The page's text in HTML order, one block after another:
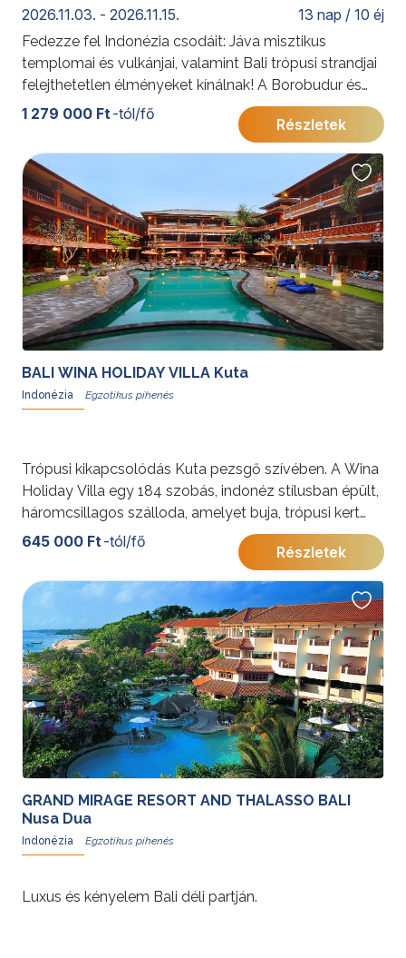
2026.11.03. - 2026.11.15. 13 nap / 10 éj
Fedezze fel Indonézia csodáit: Jáva misztikus
templomai és vulkánjai, valamint Bali trópusi strandjai
felejthetetlen élményeket kínálnak! A Borobudur és
Prambanan szentélyeitől a Bromo vulkán látványáig,
végül Bali nyugalmáig ez az utazás a kultúra és a
természet tökéletes harmóniáját tárja Ön elé.
További érdekességekért Indonéziáról kattintson ide.
1 279 000 Ft -tól/fő
Részletek
BALI WINA HOLIDAY VILLA Kuta
Indonézia
Trópusi kikapcsolódás Kuta pezsgő szívében. A Wina
Holiday Villa egy 184 szobás, indonéz stílusban épült,
háromcsillagos szálloda, amelyet buja, trópusi kert
ölel körül.
645 000 Ft -tól/fő
Részletek
GRAND MIRAGE RESORT AND THALASSO BALI
Nusa Dua
Indonézia
Luxus és kényelem Bali déli partján.